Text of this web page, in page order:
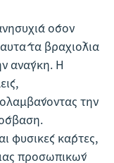
όσον
τα βραχιόλια
ανάγκη. Η
την
φυσικές κάρτες,
προσωπικών